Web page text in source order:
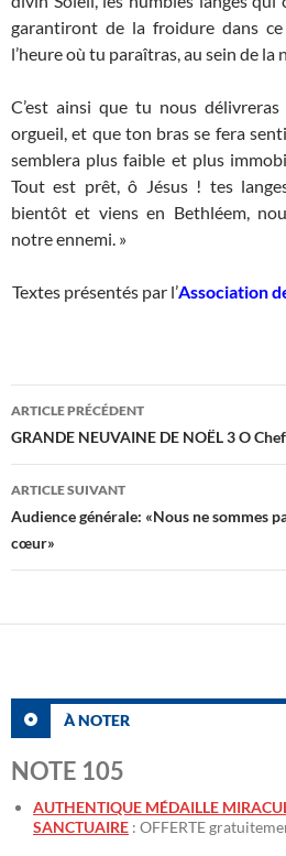
garantiront de la froidure dans
l’heure où tu paraîtras, au sein de la
C’est ainsi que tu nous
orgueil, et que ton bras se fera
semblera plus faible et plus
Tout est prêt, ô Jésus ! tes
bientôt et viens en Bethléem,
notre ennemi. »
Textes présentés par l’Association
Navigation
des
articles
ARTICLE PRÉCÉDENT
GRANDE NEUVAINE DE NOËL 3 O
ARTICLE SUIVANT
Audience générale: «Nous ne sommes
cœur»
À NOTER
NOTE 105
AUTHENTIQUE MÉDAILLE
SANCTUAIRE : OFFERTE